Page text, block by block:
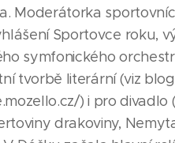
Moderátorka
Sportovce roku,
symfonického
tvorbě literární (viz blog
) i pro divadlo
drakoviny,